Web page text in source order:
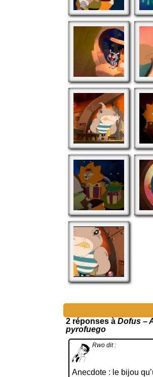
2 réponses à Dofus –
pyrofuego
Rwo dit :
Anecdote : le bijou